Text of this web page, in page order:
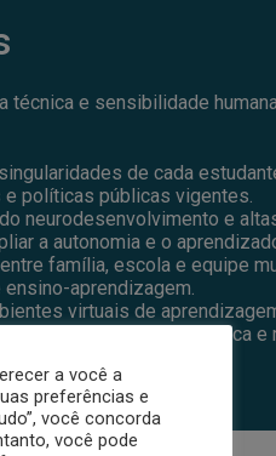
e sensibilidade
de cada
e políticas públicas vigentes.
neurodesenvolvimento e
a autonomia e o
família, escola e equipe
aprendizagem.
virtuais de
uma postura crítica e
a você a
preferências e
você concorda
você pode